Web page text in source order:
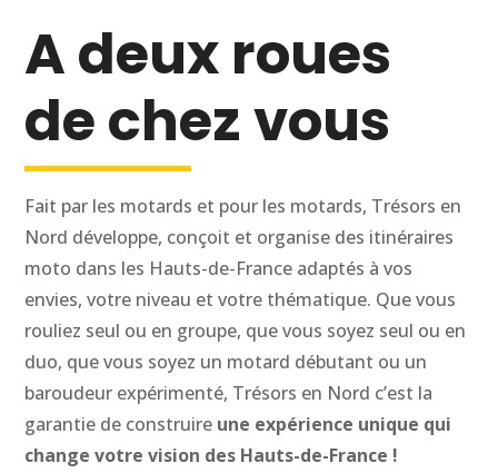
A deux roues
de chez vous
Fait par les motards et pour les motards, Trésors en
Nord développe, conçoit et organise des itinéraires
moto dans les Hauts-de-France adaptés à vos
envies, votre niveau et votre thématique. Que vous
rouliez seul ou en groupe, que vous soyez seul ou en
duo, que vous soyez un motard débutant ou un
baroudeur expérimenté, Trésors en Nord c’est la
garantie de construire une expérience unique qui
change votre vision des Hauts-de-France !